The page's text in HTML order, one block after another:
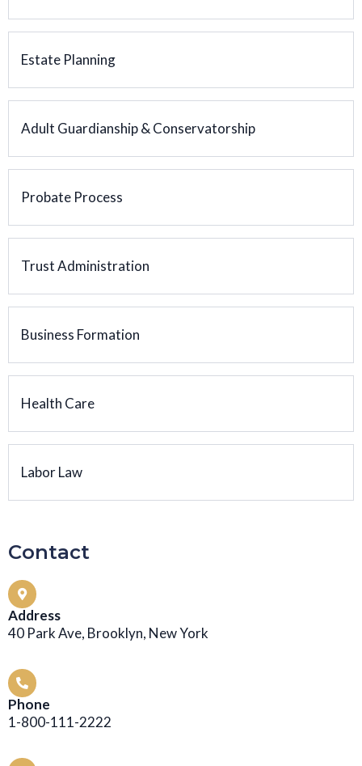
Estate Planning
Adult Guardianship & Conservatorship
Probate Process
Trust Administration
Business Formation
Health Care
Labor Law
Contact
Address
40 Park Ave, Brooklyn, New York
Phone
1-800-111-2222